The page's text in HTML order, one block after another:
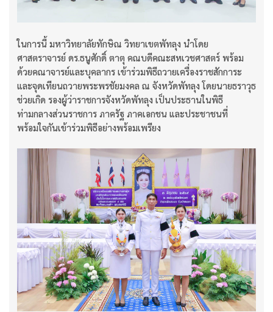
ในการนี้ มหาวิทยาลัยทักษิณ วิทยาเขตพัทลุง นำโดย
ศาสตราจารย์ ดร.ธนูศักดิ์ ตาตุ คณบดีคณะสหเวชศาสตร์ พร้อม
ด้วยคณาจารย์และบุคลากร เข้าร่วมพิธีถวายเครื่องราชสักการะ
และจุดเทียนถวายพระพรชัยมงคล ณ จังหวัดพัทลุง โดยนายธราวุธ
ช่วยเกิด รองผู้ว่าราชการจังหวัดพัทลุง เป็นประธานในพิธี
ท่ามกลางส่วนราชการ ภาครัฐ ภาคเอกชน และประชาชนที่
พร้อมใจกันเข้าร่วมพิธีอย่างพร้อมเพรียง